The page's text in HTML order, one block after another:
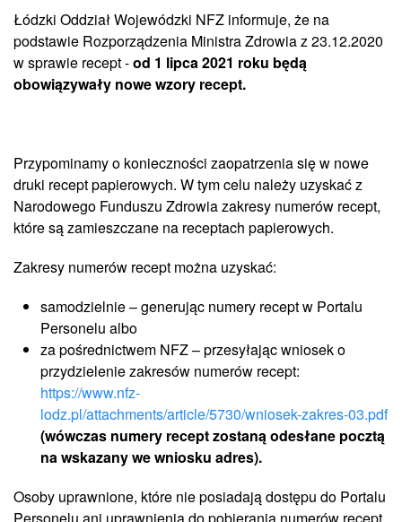
Łódzki Oddział Wojewódzki NFZ informuje, że na
podstawie Rozporządzenia Ministra Zdrowia z 23.12.2020
w sprawie recept -od 1 lipca 2021 roku będą
obowiązywały nowe wzory recept.
Przypominamy o konieczności zaopatrzenia się w nowe
druki recept papierowych. W tym celu należy uzyskać z
Narodowego Funduszu Zdrowia zakresy numerów recept,
które są zamieszczane na receptach papierowych.
Zakresy numerów recept można uzyskać:
samodzielnie – generując numery recept w Portalu
Personelu albo
za pośrednictwem NFZ – przesyłając wniosek o
przydzielenie zakresów numerów recept:
https://www.nfz-
lodz.pl/attachments/article/5730/wniosek-zakres-03.pdf
(wówczas numery recept zostaną odesłane pocztą
na wskazany we wniosku adres).
Osoby uprawnione, które nie posiadają dostępu do Portalu